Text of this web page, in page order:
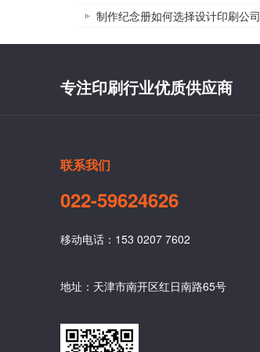
制作纪念册如何选择设计印刷公司
专注印刷行业优质供应商
联系我们
022-59624626
移动电话：153 0207 7602
地址：天津市南开区红日南路65号